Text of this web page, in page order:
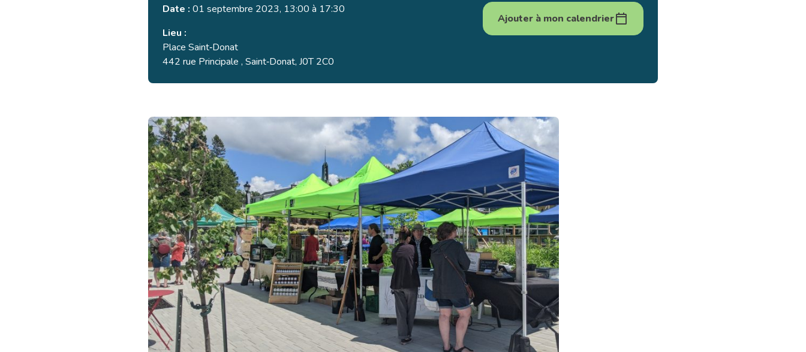
Ajouter à mon calendrier
Date : 01 septembre 2023, 13:00 à 17:30
Lieu :
Place Saint‑Donat
442 rue Principale , Saint‑Donat, J0T 2C0